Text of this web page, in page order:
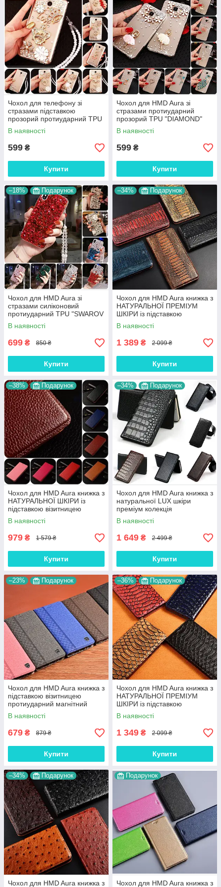
Чохол для телефону зі
стразами підставкою
прозорий протиударний TPU
"ROYALER"
В наявності
599 ₴
Купити
Чохол для HMD Aura зі
стразами протиударний
прозорий TPU "DIAMOND"
В наявності
599 ₴
Купити
–18% Подарунок
Чохол для HMD Aura зі
стразами силіконовий
протиударний TPU "SWAROV
LUXURY"
В наявності
699 ₴ 850 ₴
Купити
–34% Подарунок
Чохол для HMD Aura книжка з
НАТУРАЛЬНОЇ ПРЕМІУМ
ШКІРИ із підставкою
протиударний магнітний
"REPTILE"
В наявності
1 389 ₴ 2 099 ₴
Купити
–38% Подарунок
Чохол для HMD Aura книжка з
НАТУРАЛЬНОЇ ШКІРИ із
підставкою візитницею
протиударний магнітний
"BULL"
В наявності
979 ₴ 1 579 ₴
Купити
–34% Подарунок
Чохол для HMD Aura книжка з
натуральної LUX шкіри
преміум колекція
"SIGNATURE"
В наявності
1 649 ₴ 2 499 ₴
Купити
–23% Подарунок
Чохол для HMD Aura книжка з
підставкою візитницею
протиударний магнітний
вологостійкий "PRIVILEGE"
В наявності
679 ₴ 879 ₴
Купити
–36% Подарунок
Чохол для HMD Aura книжка з
НАТУРАЛЬНОЇ ПРЕМІУМ
ШКІРИ із підставкою
протиударний магнітний
"PYTHON"
В наявності
1 349 ₴ 2 099 ₴
Купити
–34% Подарунок
Чохол для HMD Aura книжка з
Подарунок
Чохол для HMD Aura книжка з